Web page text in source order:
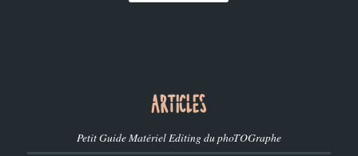
ARTICLES
Petit Guide Matériel Editing du phoTOGraphe